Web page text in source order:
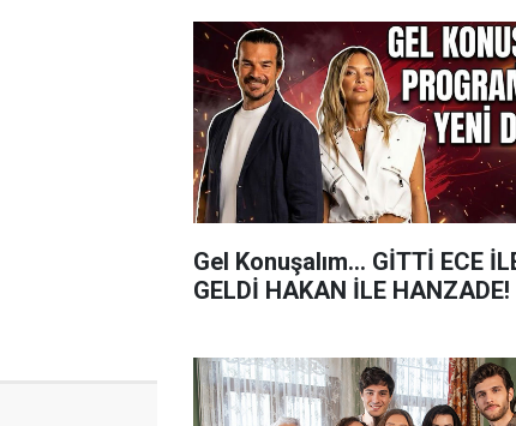
Gel Konuşalım... GİTTİ ECE
GELDİ HAKAN İLE HANZADE!